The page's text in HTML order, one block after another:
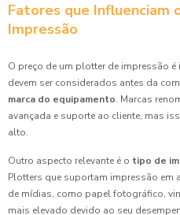
Fatores que
Impressão
O preço de um plotter de impressão
devem ser considerados antes da
marca do equipamento. Marcas
avançada e suporte ao cliente, mas
alto.
Outro aspecto relevante é o tipo de
Plotters que suportam impressão em
de mídias, como papel fotográfico,
mais elevado devido ao seu